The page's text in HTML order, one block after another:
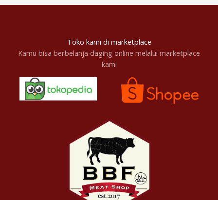
Toko kami di marketplace
Kamu bisa berbelanja daging online melalui marketplace
kami